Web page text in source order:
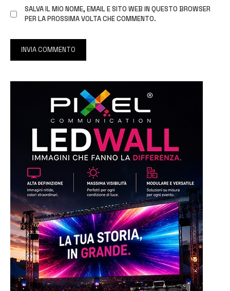
SALVA IL MIO NOME, EMAIL E SITO WEB IN QUESTO BROWSER
PER LA PROSSIMA VOLTA CHE COMMENTO.